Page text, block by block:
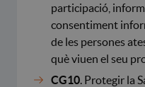
participació,
consentiment
de les persones
què viuen el seu
CG10. Protegir la